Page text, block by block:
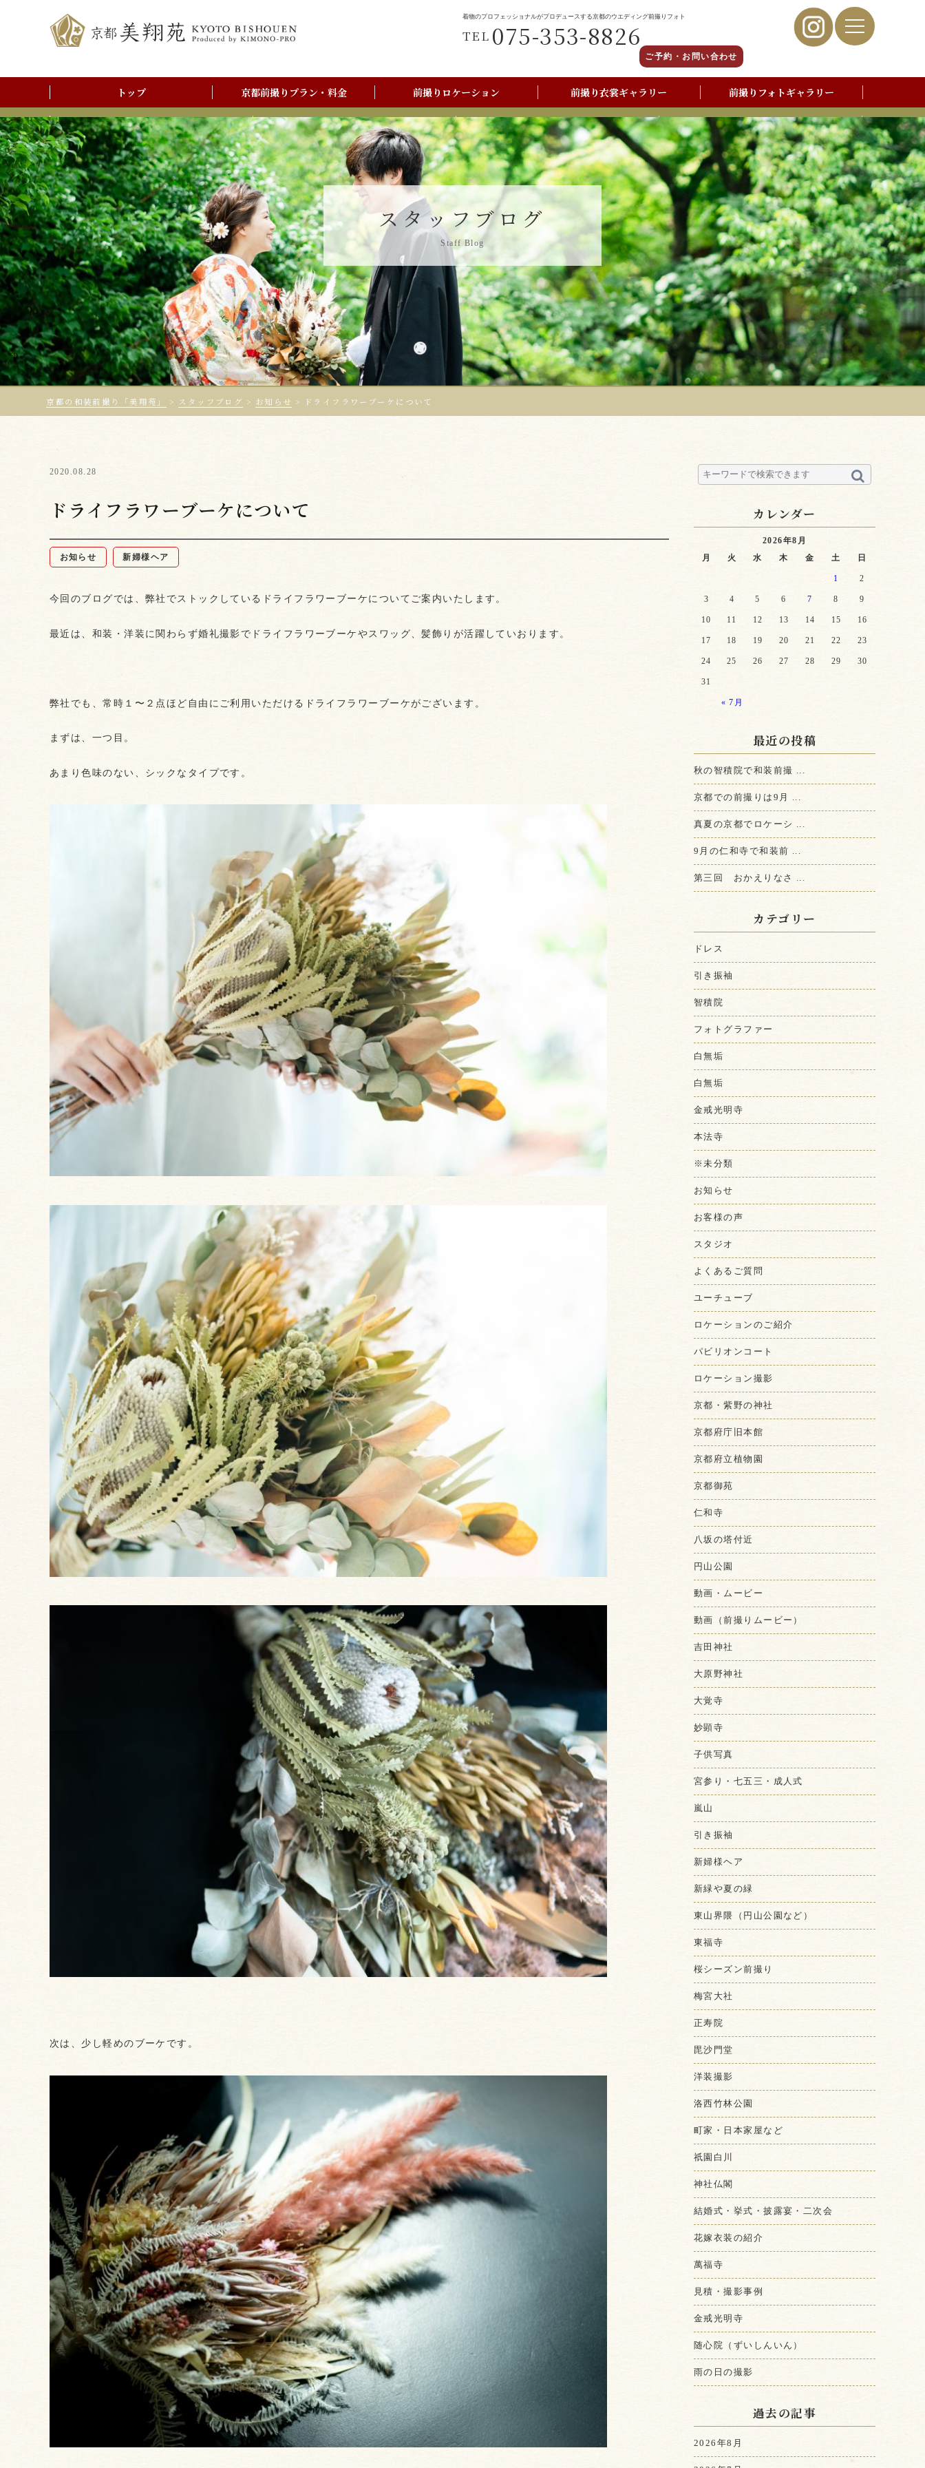
着物のプロフェッショナルがプロデュースする京都のウエディング前撮りフォト
TEL 075-353-8826
ご予約・お問い合わせ
トップ 京都前撮りプラン・料金 前撮りロケーション 前撮り衣裳ギャラリー 前撮りフォトギャラリー
前撮りアルバム 前撮りご利用の流れ 京都美翔苑店舗情報 写真撮影よくあるご質問
スタッフブログ
Staff Blog
京都の和装前撮り「美翔苑」 > スタッフブログ > お知らせ > ドライフラワーブーケについて
2020.08.28
ドライフラワーブーケについて
お知らせ 新婦様ヘア
今回のブログでは、弊社でストックしているドライフラワーブーケについてご案内いたします。
最近は、和装・洋装に関わらず婚礼撮影でドライフラワーブーケやスワッグ、髪飾りが活躍していおります。
弊社でも、常時１〜２点ほど自由にご利用いただけるドライフラワーブーケがございます。
まずは、一つ目。
あまり色味のない、シックなタイプです。
次は、少し軽めのブーケです。
カレンダー
2026年8月
月
火 水 木 金 土 日
« 7月
1 2
3 4 5 6 7 8 9
10 11 12 13 14 15 16
17 18 19 20 21 22 23
24 25 26 27 28 29 30
31
最近の投稿
秋の智積院で和装前撮 ...
京都での前撮りは9月 ...
真夏の京都でロケーシ ...
9月の仁和寺で和装前 ...
第三回 おかえりなさ ...
カテゴリー
ドレス
引き振袖
智積院
フォトグラファー
白無垢
白無垢
金戒光明寺
本法寺
※未分類
お知らせ
お客様の声
スタジオ
よくあるご質問
ユーチューブ
ロケーションのご紹介
パビリオンコート
ロケーション撮影
京都・紫野の神社
京都府庁旧本館
京都府立植物園
京都御苑
仁和寺
八坂の塔付近
円山公園
動画・ムービー
動画（前撮りムービー）
吉田神社
大原野神社
大覚寺
妙顕寺
子供写真
宮参り・七五三・成人式
嵐山
引き振袖
新婦様ヘア
新緑や夏の緑
東山界隈（円山公園など）
東福寺
桜シーズン前撮り
梅宮大社
正寿院
毘沙門堂
洋装撮影
洛西竹林公園
町家・日本家屋など
祇園白川
神社仏閣
結婚式・挙式・披露宴・二次会
花嫁衣装の紹介
萬福寺
見積・撮影事例
金戒光明寺
随心院（ずいしんいん）
雨の日の撮影
過去の記事
2026年8月